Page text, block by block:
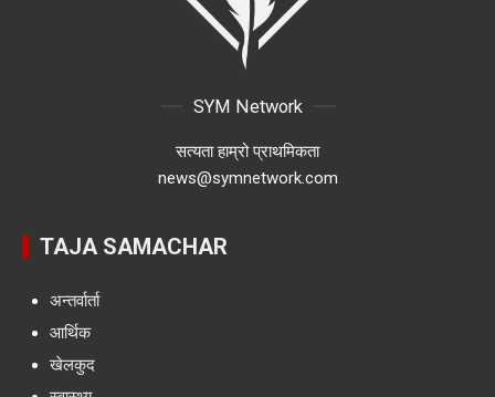
SYM Network
सत्यता हाम्रो प्राथमिकता
news@symnetwork.com
TAJA SAMACHAR
अन्तर्वार्ता
आर्थिक
खेलकुद